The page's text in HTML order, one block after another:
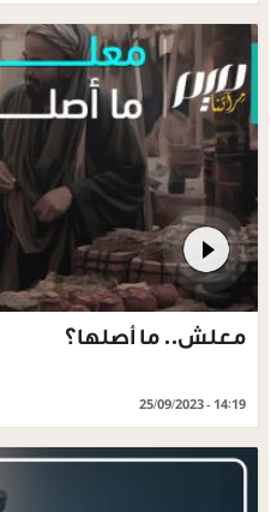
معلش.. ما أصلها؟
25/09/2023 - 14:19